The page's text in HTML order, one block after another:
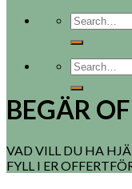
BEGÄR
VAD VILL DU HA
FYLL I ER